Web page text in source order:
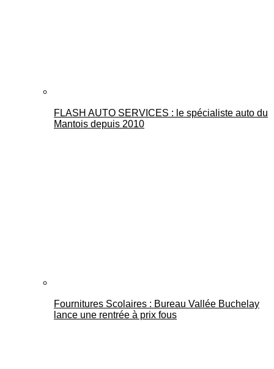
FLASH AUTO SERVICES : le spécialiste auto du
Mantois depuis 2010
Fournitures Scolaires : Bureau Vallée Buchelay
lance une rentrée à prix fous